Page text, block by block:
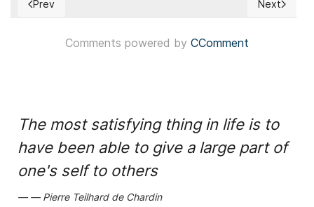
Previous article: EUA:Joe Gruters esboza su misión al
Prev Next
Next
Comments powered by CComment
The most satisfying thing in life is to
have been able to give a large part of
one's self to others
Pierre Teilhard de Chardin